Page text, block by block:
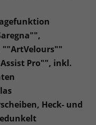
""ArtVelours""
Pro"", inkl.
Heck- und